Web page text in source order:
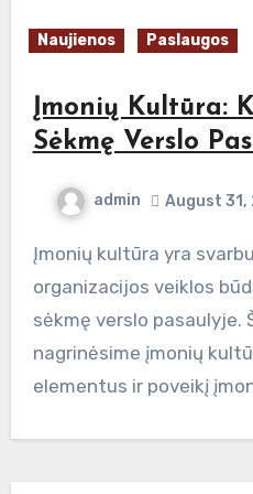
Naujienos Paslaugos
Įmonių Kultūra:
Sėkmę Verslo
admin August 31,
Įmonių kultūra yra svarbus veiksnys, kuris lemia
organizacijos veiklos
sėkmę verslo pasaulyje.
nagrinėsime įmonių
elementus ir poveikį